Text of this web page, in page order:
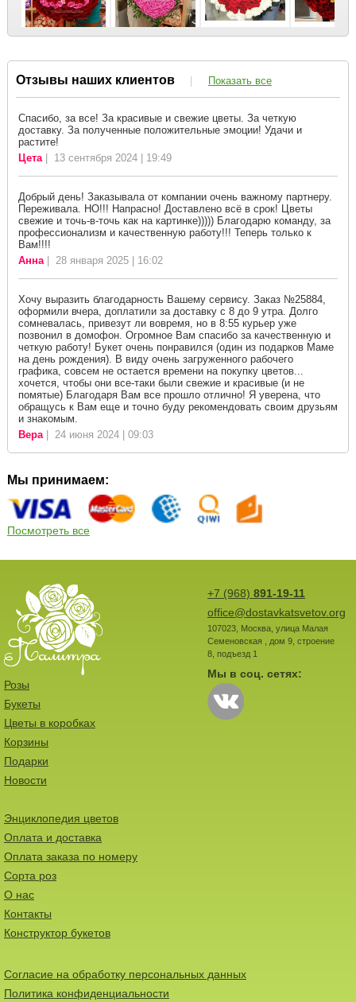
Отзывы наших клиентов | Показать все
Спасибо, за все! За красивые и свежие цветы. За четкую
доставку. За полученные положительные эмоции! Удачи и
растите!
Цета| 13 сентября 2024 | 19:49
Добрый день! Заказывала от компании очень важному партнеру.
Переживала. НО!!! Напрасно! Доставлено всё в срок! Цветы
свежие и точь-в-точь как на картинке))))) Благодарю команду, за
профессионализм и качественную работу!!! Теперь только к
Вам!!!!
Анна| 28 января 2025 | 16:02
Хочу выразить благодарность Вашему сервису. Заказ №25884,
оформили вчера, доплатили за доставку с 8 до 9 утра. Долго
сомневалась, привезут ли вовремя, но в 8:55 курьер уже
позвонил в домофон. Огромное Вам спасибо за качественную и
четкую работу! Букет очень понравился (один из подарков Маме
на день рождения). В виду очень загруженного рабочего
графика, совсем не остается времени на покупку цветов...
хочется, чтобы они все-таки были свежие и красивые (и не
помятые) Благодаря Вам все прошло отлично! Я уверена, что
обращусь к Вам еще и точно буду рекомендовать своим друзьям
и знакомым.
Вера| 24 июня 2024 | 09:03
Мы принимаем:
Посмотреть все
+7 (968) 891-19-11
office@dostavkatsvetov.org
107023, Москва, улица Малая
Семеновская , дом 9, строение
8, подъезд 1
Мы в соц. сетях:
Розы
Букеты
Цветы в коробках
Корзины
Подарки
Новости
Энциклопедия цветов
Оплата и доставка
Оплата заказа по номеру
Сорта роз
О нас
Контакты
Конструктор букетов
Согласие на обработку персональных данных
Политика конфиденциальности